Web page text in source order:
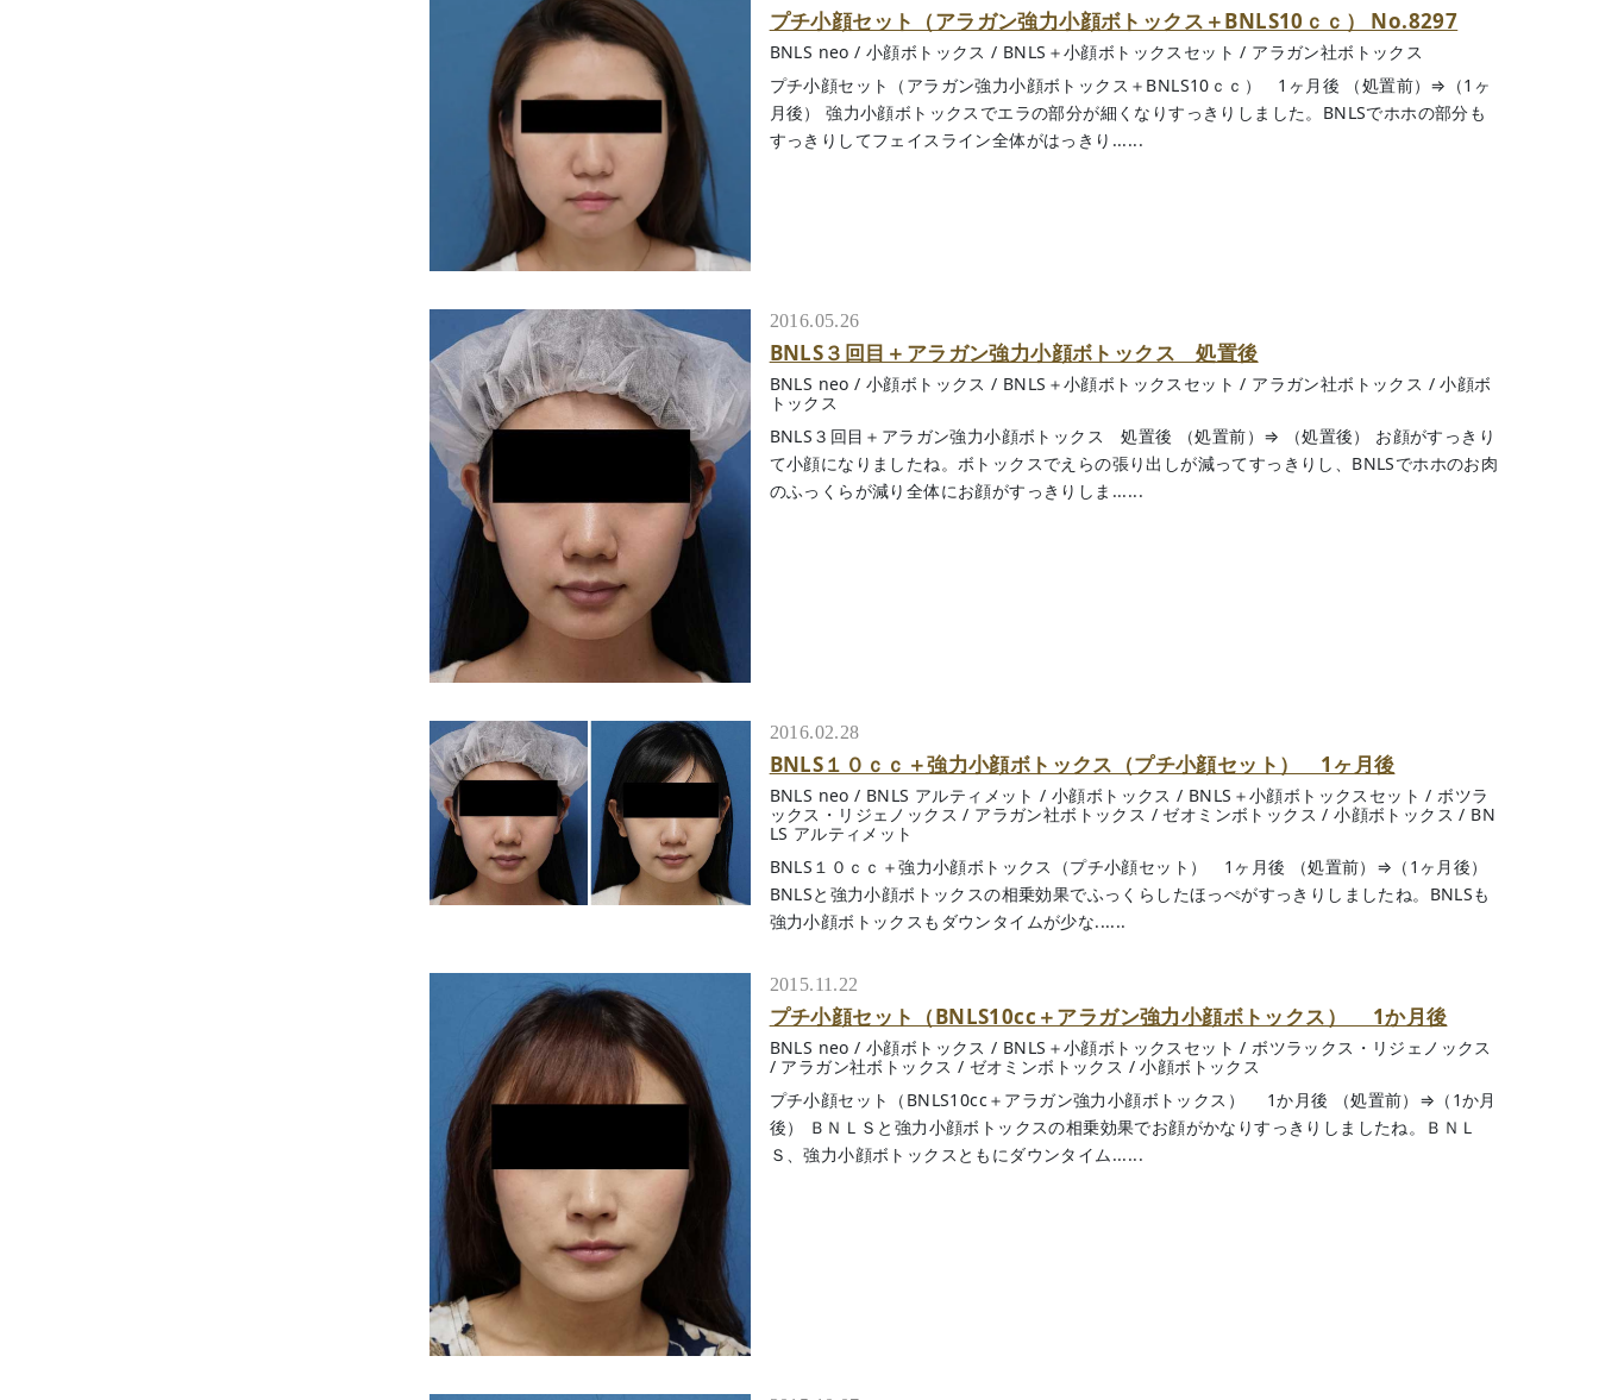
プチ小顔セット（アラガン強力小顔ボトックス＋BNLS10ｃｃ） No.8297
BNLS neo /小顔ボトックス / BNLS＋小顔ボトックスセット / アラガン社ボトックス
プチ小顔セット（アラガン強力小顔ボトックス＋BNLS10ｃｃ） 1ヶ月後 （処置前）⇒（1ヶ
月後） 強力小顔ボトックスでエラの部分が細くなりすっきりしました。BNLSでホホの部分も
すっきりしてフェイスライン全体がはっきり......
2016.05.26
BNLS３回目＋アラガン強力小顔ボトックス 処置後
BNLS neo /小顔ボトックス / BNLS＋小顔ボトックスセット / アラガン社ボトックス /小顔ボ
トックス
BNLS３回目＋アラガン強力小顔ボトックス 処置後 （処置前）⇒ （処置後） お顔がすっきり
て小顔になりましたね。ボトックスでえらの張り出しが減ってすっきりし、BNLSでホホのお肉
のふっくらが減り全体にお顔がすっきりしま......
2016.02.28
BNLS１０ｃｃ＋強力小顔ボトックス（プチ小顔セット） 1ヶ月後
BNLS neo / BNLS アルティメット /小顔ボトックス / BNLS＋小顔ボトックスセット / ボツラ
ックス・リジェノックス / アラガン社ボトックス / ゼオミンボトックス /小顔ボトックス / BN
LS アルティメット
BNLS１０ｃｃ＋強力小顔ボトックス（プチ小顔セット） 1ヶ月後 （処置前）⇒（1ヶ月後）
BNLSと強力小顔ボトックスの相乗効果でふっくらしたほっぺがすっきりしましたね。BNLSも
強力小顔ボトックスもダウンタイムが少な......
2015.11.22
プチ小顔セット（BNLS10cc＋アラガン強力小顔ボトックス） 1か月後
BNLS neo /小顔ボトックス / BNLS＋小顔ボトックスセット / ボツラックス・リジェノックス
/ アラガン社ボトックス / ゼオミンボトックス /小顔ボトックス
プチ小顔セット（BNLS10cc＋アラガン強力小顔ボトックス） 1か月後 （処置前）⇒（1か月
後） ＢＮＬＳと強力小顔ボトックスの相乗効果でお顔がかなりすっきりしましたね。ＢＮＬ
Ｓ、強力小顔ボトックスともにダウンタイム......